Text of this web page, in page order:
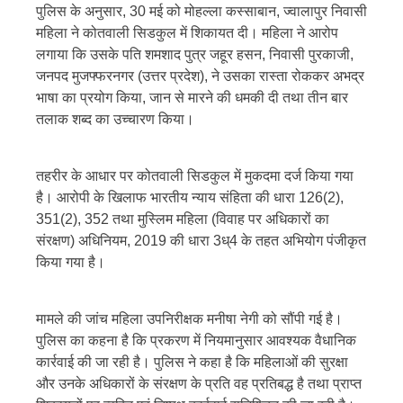
पुलिस के अनुसार, 30 मई को मोहल्ला कस्साबान, ज्वालापुर निवासी
महिला ने कोतवाली सिडकुल में शिकायत दी। महिला ने आरोप
लगाया कि उसके पति शमशाद पुत्र जहूर हसन, निवासी पुरकाजी,
जनपद मुजफ्फरनगर (उत्तर प्रदेश), ने उसका रास्ता रोककर अभद्र
भाषा का प्रयोग किया, जान से मारने की धमकी दी तथा तीन बार
तलाक शब्द का उच्चारण किया।
तहरीर के आधार पर कोतवाली सिडकुल में मुकदमा दर्ज किया गया
है। आरोपी के खिलाफ भारतीय न्याय संहिता की धारा 126(2),
351(2), 352 तथा मुस्लिम महिला (विवाह पर अधिकारों का
संरक्षण) अधिनियम, 2019 की धारा 3ध्4 के तहत अभियोग पंजीकृत
किया गया है।
मामले की जांच महिला उपनिरीक्षक मनीषा नेगी को सौंपी गई है।
पुलिस का कहना है कि प्रकरण में नियमानुसार आवश्यक वैधानिक
कार्रवाई की जा रही है। पुलिस ने कहा है कि महिलाओं की सुरक्षा
और उनके अधिकारों के संरक्षण के प्रति वह प्रतिबद्ध है तथा प्राप्त